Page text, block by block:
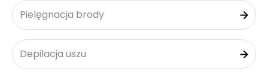
Pielęgnacja brody
Depilacja uszu